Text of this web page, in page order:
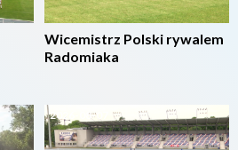
Wicemistrz Polski rywalem
Radomiaka
2026-08-07